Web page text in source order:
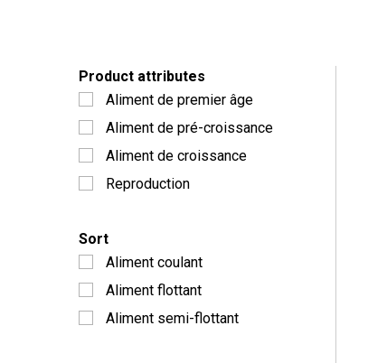
Product attributes
Aliment de premier âge
Aliment de pré-croissance
Aliment de croissance
Reproduction
Sort
Aliment coulant
Aliment flottant
Aliment semi-flottant